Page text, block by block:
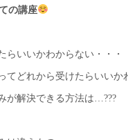
の講座
らいいかわからない・・・
てどれから受けたらいい
が解決できる方法は…???